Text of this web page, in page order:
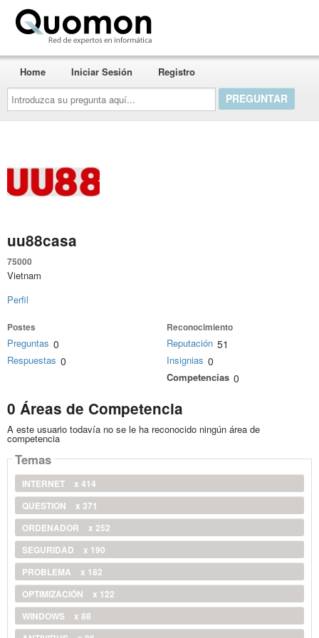
Introduzca
su
pregunta
aquí...
Home Iniciar Sesión Registro
uu88casa
75000
Vietnam
Perfil
Postes
Preguntas 0
Respuestas 0
Reconocimiento
Reputación 51
Insignias 0
Competencias 0
0 Áreas de Competencia
A este usuario todavía no se le ha reconocido ningún área de
competencia
Temas
INTERNET
x 414
QUESTION
x 371
ORDENADOR
x 252
SEGURIDAD
x 190
PROBLEMA
x 182
OPTIMIZACIÓN
x 122
WINDOWS
x 88